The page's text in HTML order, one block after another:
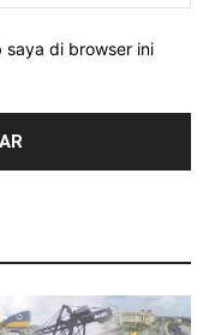
saya di browser ini